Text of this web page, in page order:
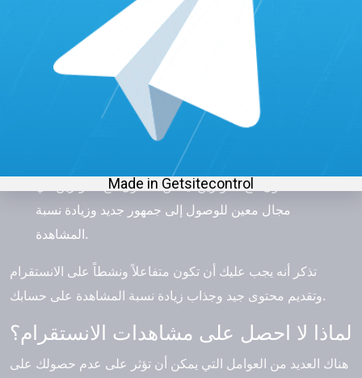
التعليقات والرسائل الخاصة وتشجيع المتابعين على
الاستعانة بالإعلانات:
يُمكن استخدام إعلانات الانستقرام
تنويع المحتوى:
يمكن تنويع نوعية المحتوى وتقديم محتوى
جديد ومثير للاهتمام، لجذب الجمهور وزيادة نسبة
التعاون مع المؤثرين:يمكن التعاون مع المؤثرين في
مجال معين للوصول إلى جمهور جديد وزيادة نسبة
المشاهدة.
تذكر أنه يجب عليك أن تكون متفاعلاً ونشطاً على الانستقرام
وتقديم محتوى جيد وجذاب زيادة نسبة المشاهدة على حسابك.
لماذا لا احصل على مشاهدات الانستقرام؟
هناك العديد من العوامل التي يمكن أن تؤثر على عدم حصولك على